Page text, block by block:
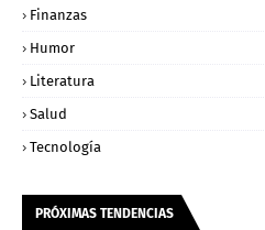
Finanzas
Humor
Literatura
Salud
Tecnología
PRÓXIMAS TENDENCIAS